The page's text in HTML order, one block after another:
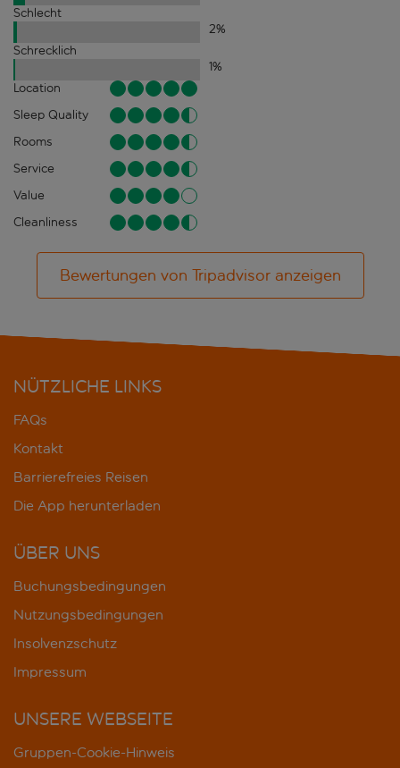
Schlecht
2%
Schrecklich
1%
Location
Sleep Quality
Rooms
Service
Value
Cleanliness
Bewertungen von Tripadvisor anzeigen
NÜTZLICHE LINKS
FAQs
Kontakt
Barrierefreies Reisen
Die App herunterladen
ÜBER UNS
Buchungsbedingungen
Nutzungsbedingungen
Insolvenzschutz
Impressum
UNSERE WEBSEITE
Gruppen-Cookie-Hinweis